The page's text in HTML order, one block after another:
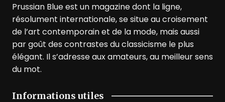
Prussian Blue est un magazine dont la ligne,
résolument internationale, se situe au croisement
de l’art contemporain et de la mode, mais aussi
par goût des contrastes du classicisme le plus
élégant. Il s’adresse aux amateurs, au meilleur sens
du mot.
Informations utiles